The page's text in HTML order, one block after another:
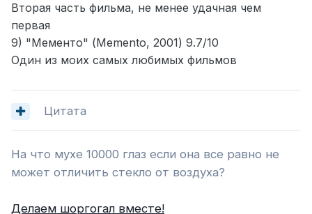
Вторая часть фильма, не менее удачная чем
первая
9) "Мементо" (Memento, 2001) 9.7/10
Один из моих самых любимых фильмов
Цитата
На что мухе 10000 глаз если она все равно не
может отличить стекло от воздуха?
Делаeм шоргогал вместе!